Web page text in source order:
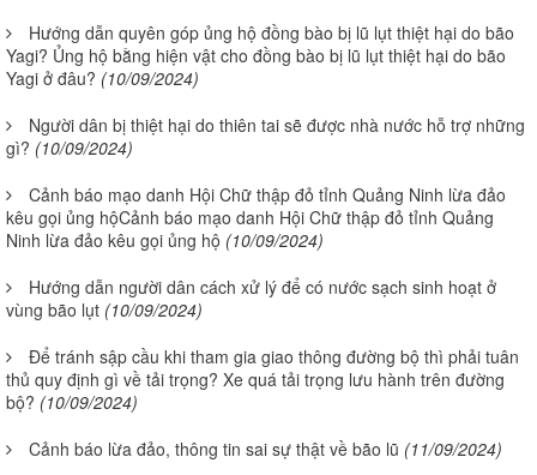
Hướng dẫn quyên góp ủng hộ đồng bào bị lũ lụt thiệt hại do bão
Yagi? Ủng hộ bằng hiện vật cho đồng bào bị lũ lụt thiệt hại do bão
Yagi ở đâu? (10/09/2024)
Người dân bị thiệt hại do thiên tai sẽ được nhà nước hỗ trợ những
gì? (10/09/2024)
Cảnh báo mạo danh Hội Chữ thập đỏ tỉnh Quảng Ninh lừa đảo
kêu gọi ủng hộCảnh báo mạo danh Hội Chữ thập đỏ tỉnh Quảng
Ninh lừa đảo kêu gọi ủng hộ (10/09/2024)
Hướng dẫn người dân cách xử lý để có nước sạch sinh hoạt ở
vùng bão lụt (10/09/2024)
Để tránh sập cầu khi tham gia giao thông đường bộ thì phải tuân
thủ quy định gì về tải trọng? Xe quá tải trọng lưu hành trên đường
bộ? (10/09/2024)
Cảnh báo lừa đảo, thông tin sai sự thật về bão lũ (11/09/2024)